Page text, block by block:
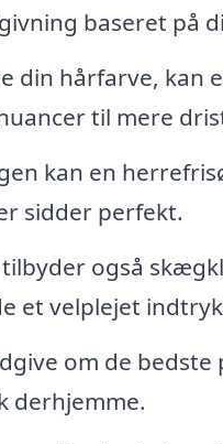
baseret på
din hårfarve, kan
til mere
kan en
sidder perfekt.
også
et velplejet
om de
derhjemme.